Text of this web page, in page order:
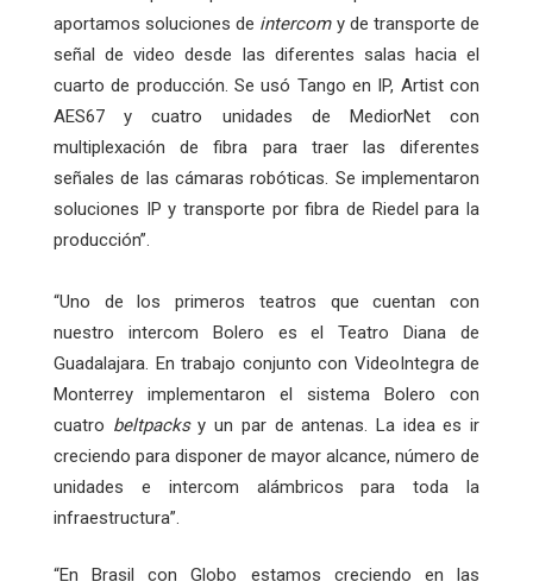
aportamos soluciones de intercomy de transporte de
señal de video desde las diferentes salas hacia el
cuarto de producción. Se usó Tango en IP, Artist con
AES67 y cuatro unidades de MediorNet con
multiplexación de fibra para traer las diferentes
señales de las cámaras robóticas. Se implementaron
soluciones IP y transporte por fibra de Riedel para la
producción”.
“Uno de los primeros teatros que cuentan con
nuestro intercom Bolero es el Teatro Diana de
Guadalajara. En trabajo conjunto con VideoIntegra de
Monterrey implementaron el sistema Bolero con
cuatro beltpacksy un par de antenas. La idea es ir
creciendo para disponer de mayor alcance, número de
unidades e intercom alámbricos para toda la
infraestructura”.
“En Brasil con Globo estamos creciendo en las